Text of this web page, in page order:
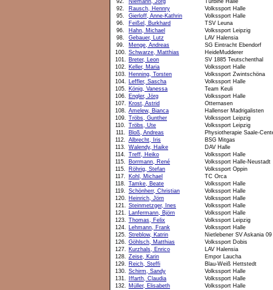
92.
Rausch, Hennry
Volkssport Halle
95.
Gierloff, Anne-Kathrin
Volkssport Halle
96.
Feißel, Burkhard
TSV Leuna
96.
Hahn, Michael
Volkssport Leipzig
98.
Gebauer, Lutz
LAV Halensia
99.
Menge, Andreas
SG Eintracht Ebendorf
100.
Schwarze, Matthias
HeideMudderer
101.
Breter, Leon
SV 1885 Teutschenthal
102.
Keller, Maria
Volkssport Halle
103.
Henning, Torsten
Volkssport Zwintschöna
104.
Leffler, Sascha
Volkssport Halle
105.
König, Vanessa
Team Keuli
106.
Engler, Jörg
Volkssport Halle
107.
Krost, Astrid
Otternasen
108.
Amelew, Bianca
Hallenser Madrigalisten
109.
Tröbs, Gunther
Volkssport Leipzig
110.
Tröbs, Ute
Volkssport Leipzig
111.
Bloß, Andreas
Physiotherapie Saale-
112.
Albrecht, Iris
BSG Mitgas
113.
Walendy, Haike
DAV Halle
114.
Treff, Heiko
Volkssport Halle
115.
Borrmann, René
Volkssport Halle-Neustadt
115.
Röhrig, Stefan
Volkssport Oppin
117.
Kohl, Michael
TC Orca
118.
Tamke, Beate
Volkssport Halle
119.
Schönherr, Christian
Volkssport Halle
120.
Heinrich, Jörn
Volkssport Halle
121.
Steinmetzger, Ines
Volkssport Halle
121.
Lanfermann, Björn
Volkssport Halle
123.
Thomas, Felix
Volkssport Leipzig
124.
Lehmann, Frank
Volkssport Halle
125.
Streblow, Katrin
Nietlebener SV Askania 09
126.
Göhlsch, Matthias
Volkssport Dobis
127.
Kurzhals, Enrico
LAV Halensia
128.
Zeise, Karin
Empor Laucha
129.
Reich, Steffi
Blau-Weiß Hettstedt
130.
Schirm, Sandy
Volkssport Halle
131.
Iffarth, Claudia
Volkssport Halle
132.
Müller, Elisabeth
Volkssport Halle